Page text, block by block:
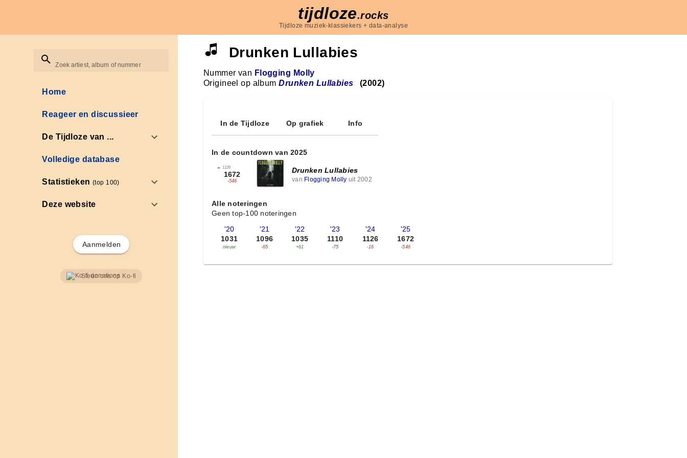
tijdloze.rocks
Tijdloze muziek-klassiekers + data-analyse
Zoek artiest, album of nummer
Home
Reageer en discussieer
De Tijdloze van ...
Volledige database
Statistieken(top 100)
Deze website
Aanmelden
Steun ons op Ko-fi
Drunken Lullabies
Nummer van Flogging Molly
Origineel op albumDrunken Lullabies (2002)
In de Tijdloze Op grafiek Info
In de countdown van 2025
← 1126
1672
-546
Drunken Lullabies
van Flogging Molly uit 2002
Alle noteringen
Geen top-100 noteringen
'20
1031
nieuw
'21
1096
-65
'22
1035
+61
'23
1110
-75
'24
1126
-16
'25
1672
-546